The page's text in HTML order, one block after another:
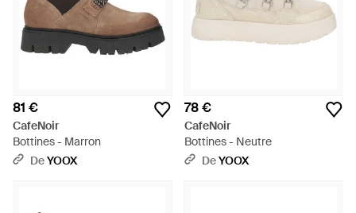
81 €
CafeNoir
Bottines - Marron
DeYOOX
78 €
CafeNoir
Bottines - Neutre
DeYOOX